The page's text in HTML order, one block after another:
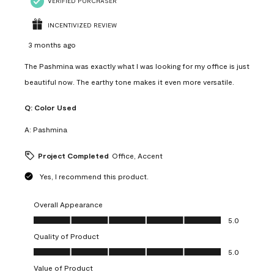
INCENTIVIZED REVIEW
3 months ago
The Pashmina was exactly what I was looking for my office is just
beautiful now. The earthy tone makes it even more versatile.
Q: Color Used
A: Pashmina
Project Completed Office, Accent
Yes, I recommend this product.
Overall Appearance
Overall Appearance, 5.0 out of 5
5.0
Quality of Product
Quality of Product, 5.0 out of 5
5.0
Value of Product